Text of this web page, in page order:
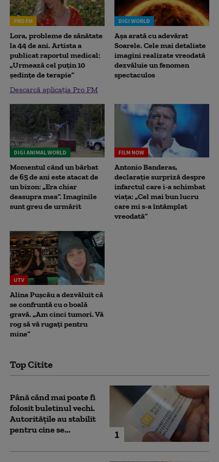
PRO FM
Lora, probleme de sănătate
la 44 de ani. Artista a
publicat raportul medical:
„Urmează cel puțin 10
ședințe de terapie”
Descarcă aplicația Pro FM
DIGI WORLD
Așa arată cu adevărat
Soarele. Cele mai detaliate
imagini realizate vreodată
dezvăluie un fenomen
spectaculos
DIGI ANIMAL WORLD
Momentul când un bărbat
de 65 de ani este atacat de
un bizon: „Era chiar
deasupra mea”. Imaginile
sunt greu de urmărit
FILM NOW
Antonio Banderas,
declarație surpriză despre
infarctul care i-a schimbat
viața: „Cel mai bun lucru
care mi s-a întâmplat
vreodată”
UTV
Alina Pușcău a dezvăluit că
se confruntă cu o boală
gravă. „Am cinci tumori. Vă
rog să vă rugați pentru
mine”
Top Citite
1
Până când mai poate fi
folosit buletinul vechi.
Autoritățile au stabilit
pentru cine se...